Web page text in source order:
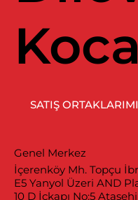
Genel Merkez
İçerenköy Mh. Topçu
E5 Yanyol Üzeri AND
10 D İçkapı No:5
SATIŞ